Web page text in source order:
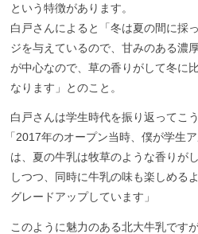
という特徴があります。
白戸さんによると「冬は夏の間に採
ジを与えているので、甘みのある濃
が中心なので、草の香りがして冬に
なります」とのこと。
白戸さんは学生時代を振り返ってこう
「2017年のオープン当時、僕が学生
は、夏の牛乳は牧草のような香りが
しつつ、同時に牛乳の味も楽しめる
グレードアップしています」
このように魅力のある北大牛乳です